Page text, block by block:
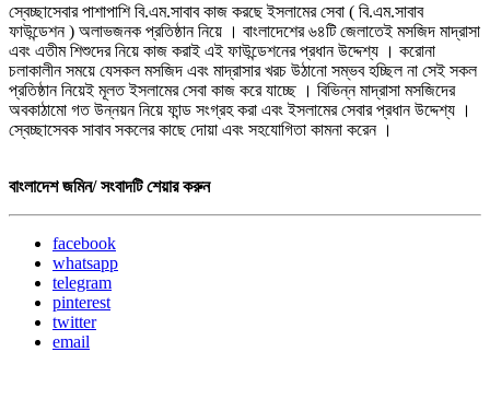
স্বেচ্ছাসেবার পাশাপাশি বি.এম.সাবাব কাজ করছে ইসলামের সেবা ( বি.এম.সাবাব
ফাউন্ডেশন ) অলাভজনক প্রতিষ্ঠান নিয়ে । বাংলাদেশের ৬৪টি জেলাতেই মসজিদ মাদ্রাসা
এবং এতীম শিশুদের নিয়ে কাজ করাই এই ফাউন্ডেশনের প্রধান উদ্দেশ্য । করোনা
চলাকালীন সময়ে যেসকল মসজিদ এবং মাদ্রাসার খরচ উঠানো সম্ভব হচ্ছিল না সেই সকল
প্রতিষ্ঠান নিয়েই মূলত ইসলামের সেবা কাজ করে যাচ্ছে । বিভিন্ন মাদ্রাসা মসজিদের
অবকাঠামো গত উন্নয়ন নিয়ে ফান্ড সংগ্রহ করা এবং ইসলামের সেবার প্রধান উদ্দেশ্য ।
স্বেচ্ছাসেবক সাবাব সকলের কাছে দোয়া এবং সহযোগিতা কামনা করেন ।
বাংলাদেশ জমিন/ সংবাদটি শেয়ার করুন
facebook
whatsapp
telegram
pinterest
twitter
email